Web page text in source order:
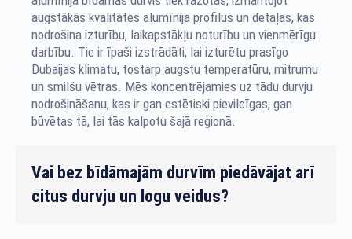
augstākās kvalitātes alumīnija profilus un detaļas, kas
nodrošina izturību, laikapstākļu noturību un vienmērīgu
darbību. Tie ir īpaši izstrādāti, lai izturētu prasīgo
Dubaijas klimatu, tostarp augstu temperatūru, mitrumu
un smilšu vētras. Mēs koncentrējamies uz tādu durvju
nodrošināšanu, kas ir gan estētiski pievilcīgas, gan
būvētas tā, lai tās kalpotu šajā reģionā.
Vai bez bīdāmajām durvīm piedāvājat arī
citus durvju un logu veidus?